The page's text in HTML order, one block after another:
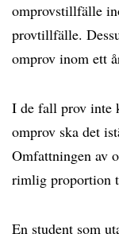
omprovstillfälle
provtillfälle.
omprov inom ett
I de fall prov inte
omprov ska det
Omfattningen av
rimlig proportion
En student som